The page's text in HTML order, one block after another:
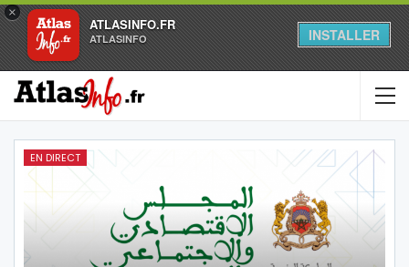
×
ATLASINFO.FR
ATLASINFO INSTALLER
EN DIRECT